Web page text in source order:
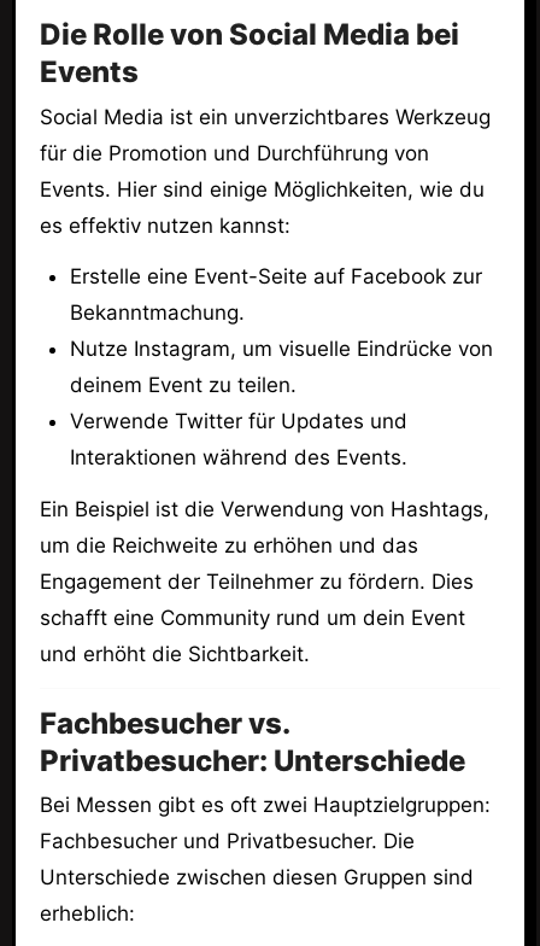
Die Rolle von Social Media bei
Events
Social Media ist ein unverzichtbares Werkzeug
für die Promotion und Durchführung von
Events. Hier sind einige Möglichkeiten, wie du
es effektiv nutzen kannst:
Erstelle eine Event-Seite auf Facebook zur
Bekanntmachung.
Nutze Instagram, um visuelle Eindrücke von
deinem Event zu teilen.
Verwende Twitter für Updates und
Interaktionen während des Events.
Ein Beispiel ist die Verwendung von Hashtags,
um die Reichweite zu erhöhen und das
Engagement der Teilnehmer zu fördern. Dies
schafft eine Community rund um dein Event
und erhöht die Sichtbarkeit.
Fachbesucher vs.
Privatbesucher: Unterschiede
Bei Messen gibt es oft zwei Hauptzielgruppen:
Fachbesucher und Privatbesucher. Die
Unterschiede zwischen diesen Gruppen sind
erheblich: